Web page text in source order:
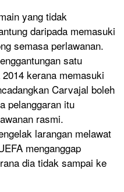
yang tidak
daripada memasuki
semasa perlawanan.
satu
kerana memasuki
Carvajal boleh
pelanggaran itu
rasmi.
larangan melawat
menganggap
dia tidak sampai ke